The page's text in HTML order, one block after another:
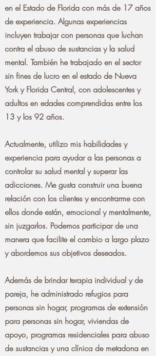
en el Estado de Florida con más de 17 años
de experiencia. Algunas experiencias
incluyen trabajar con personas que luchan
contra el abuso de sustancias y la salud
mental. También he trabajado en el sector
sin fines de lucro en el estado de Nueva
York y Florida Central, con adolescentes y
adultos en edades comprendidas entre los
13 y los 92 años.
Actualmente, utilizo mis habilidades y
experiencia para ayudar a las personas a
controlar su salud mental y superar las
adicciones. Me gusta construir una buena
relación con los clientes y encontrarme con
ellos donde están, emocional y mentalmente,
sin juzgarlos. Podemos participar de una
manera que facilite el cambio a largo plazo
y abordemos sus objetivos deseados.
Además de brindar terapia individual y de
pareja, he administrado refugios para
personas sin hogar, programas de extensión
para personas sin hogar, viviendas de
apoyo, programas residenciales para abuso
de sustancias y una clínica de metadona en